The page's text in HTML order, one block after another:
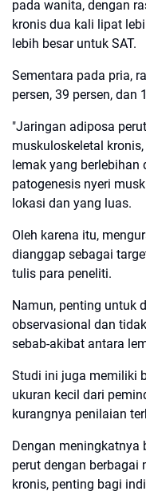
pada wanita, dengan
kronis dua kali lipat
lebih besar untuk SAT.
Sementara pada pria,
persen, 39 persen, dan
"Jaringan adiposa
muskuloskeletal
lemak yang
patogenesis nyeri
lokasi dan yang luas.
Oleh karena itu,
dianggap sebagai
tulis para peneliti.
Namun, penting untuk
observasional dan
sebab-akibat antara
Studi ini juga memiliki
ukuran kecil dari
kurangnya penilaian
Dengan meningkatnya
perut dengan berbagai
kronis, penting bagi